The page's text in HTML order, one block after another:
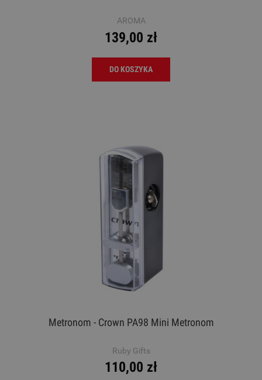
AROMA
139,00 zł
DO KOSZYKA
Metronom - Crown PA98 Mini Metronom
Ruby Gifts
110,00 zł